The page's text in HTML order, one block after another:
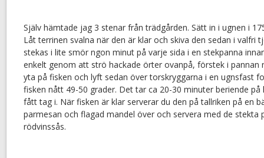
Själv hämtade jag 3 stenar från trädgården. Sätt in i ugnen i
Låt terrinen svalna när den är klar och skiva den sedan i valfri
stekas i lite smör ngon minut på varje sida i en stekpanna
enkelt genom att strö hackade örter ovanpå, förstek i pannan
yta på fisken och lyft sedan över torskryggarna i en ugnsfast
fisken nått 49-50 grader. Det tar ca 20-30 minuter beriende
fått tag i. När fisken är klar serverar du den på tallriken på en
parmesan och flagad mandel över och servera med de stekta
rödvinssås.